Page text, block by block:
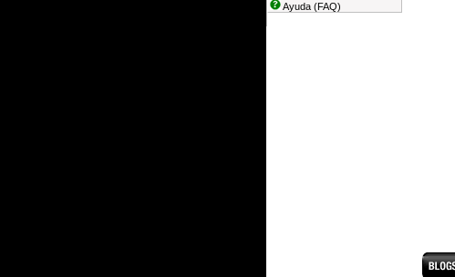
Ayuda (FAQ)